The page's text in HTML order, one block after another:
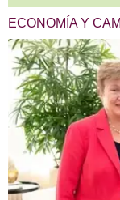
ECONOMÍA Y